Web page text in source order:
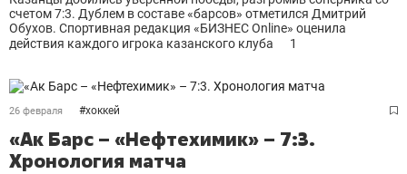
счетом 7:3. Дублем в составе «барсов» отметился Дмитрий
Обухов. Спортивная редакция «БИЗНЕС Online» оценила
действия каждого игрока казанского клуба
1
26 февраля #хоккей
«Ак Барс – «Нефтехимик» – 7:3.
Хронология матча